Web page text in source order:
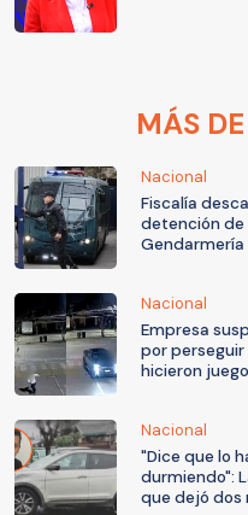
MÁS
Nacional
Fiscalía
detención de
Gendarmería
Nacional
Empresa
por perseguir
hicieron
Nacional
"Dice que lo
durmiendo":
que dejó dos